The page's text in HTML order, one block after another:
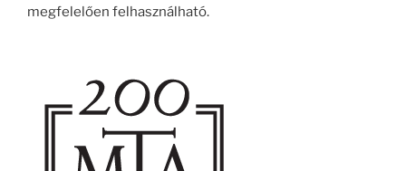
megfelelően felhasználható.